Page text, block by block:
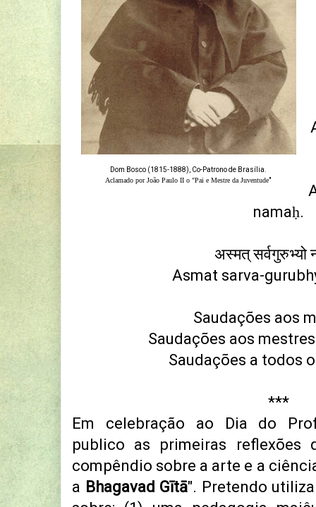
Dom Bosco (1815-1888), Co-Patrono de Brasília.
Aclamado por João Paulo II o "Pai e Mestre da Juventude"
namaḥ.
अस्मत् सर्वगुरुभ्यो
Asmat sarva-
Saudações aos
Saudações aos
Saudações a todos
***
Em celebração ao Dia do
publico as primeiras
compêndio sobre a arte e a
a Bhagavad Gītā". Pretendo